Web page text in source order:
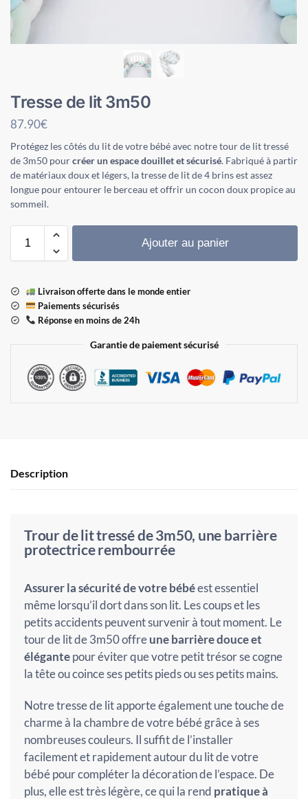
Tresse de lit 3m50
87.90€
Protégez les côtés du lit de votre bébé avec notre tour de lit tressé
de 3m50 pourcréer un espace douillet et sécurisé. Fabriqué à partir
de matériaux doux et légers, la tresse de lit de 4 brins est assez
longue pour entourer le berceau et offrir un cocon doux propice au
sommeil.
Ajouter au panier
Livraison offerte dans le monde entier
Paiements sécurisés
Réponse en moins de 24h
Garantie de paiement sécurisé
Description
Trour de lit tressé de 3m50, une barrière
protectrice rembourrée
Assurer la sécurité de votre bébéest essentiel
même lorsqu’il dort dans son lit. Les coups et les
petits accidents peuvent survenir à tout moment. Le
tour de lit de 3m50 offreune barrière douce et
élégantepour éviter que votre petit trésor se cogne
la tête ou coince ses petits pieds ou ses petits mains.
Notre tresse de lit apporte également une touche de
charme à la chambre de votre bébé grâce à ses
nombreuses couleurs. Il suffit de l’installer
facilement et rapidement autour du lit de votre
bébé pour compléter la décoration de l’espace. De
plus, elle est très légère, ce qui la rend pratique à